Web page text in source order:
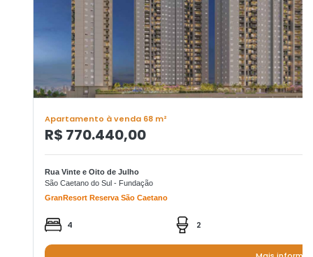
Apartamento à venda 68 m²
R$ 770.440,00
Rua Vinte e Oito de Julho
São Caetano do Sul - Fundação
GranResort Reserva São Caetano
4 2